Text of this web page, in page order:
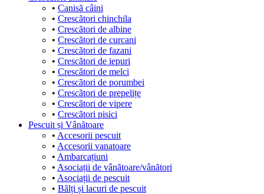
• Canisã câini
• Crescãtori chinchila
• Crescãtori de albine
• Crescãtori de curcani
• Crescãtori de fazani
• Crescãtori de iepuri
• Crescãtori de melci
• Crescãtori de porumbei
• Crescãtori de prepelițe
• Crescãtori de vipere
• Crescãtori pisici
Pescuit și Vânãtoare
• Accesorii pescuit
• Accesorii vanatoare
• Ambarcațiuni
• Asociații de vânãtoare/vânãtori
• Asociații de pescuit
• Bãlți și lacuri de pescuit